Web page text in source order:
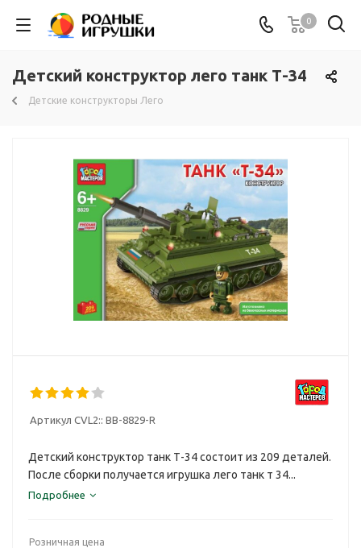
0
Детский конструктор лего танк Т-34
Детские конструкторы Лего
Артикул CVL2:: BB-8829-R
Детский конструктор танк Т-34 состоит из 209 деталей.
После сборки получается игрушка лего танк т 34...
Подробнее
Розничная цена